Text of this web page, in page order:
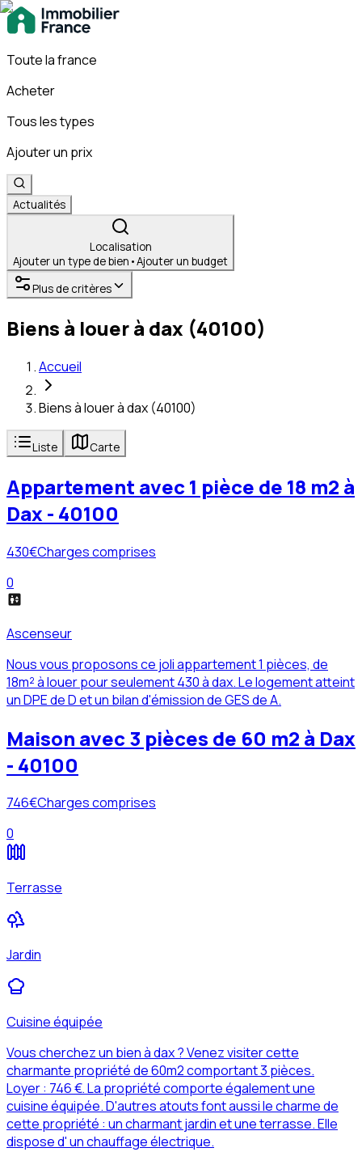
Toute la france
Acheter
Tous les types
Ajouter un prix
Actualités
Localisation
Ajouter un type de bien •Ajouter un budget
Plus de critères
Biens à louer à dax (40100)
Accueil
Biens à louer à dax (40100)
Liste Carte
Appartement avec 1 pièce de 18 m2 à
Dax - 40100
430€Charges comprises
0
Ascenseur
Nous vous proposons ce joli appartement 1 pièces, de
18m² à louer pour seulement 430 à dax. Le logement atteint
un DPE de D et un bilan d'émission de GES de A.
Maison avec 3 pièces de 60 m2 à Dax
- 40100
746€Charges comprises
0
Terrasse
Jardin
Cuisine équipée
Vous cherchez un bien à dax ? Venez visiter cette
charmante propriété de 60m2 comportant 3 pièces.
Loyer : 746 €. La propriété comporte également une
cuisine équipée. D'autres atouts font aussi le charme de
cette propriété : un charmant jardin et une terrasse. Elle
dispose d' un chauffage électrique.